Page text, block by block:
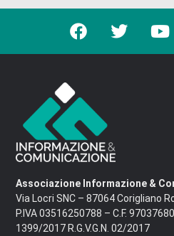
Associazione Informazione &
Via Locri SNC – 87064 Corigliano
P.IVA 03516250788 – C.F.
1399/2017 R.G.V.G.N. 02/2017